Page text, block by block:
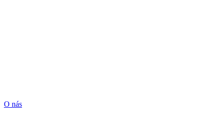
O nás